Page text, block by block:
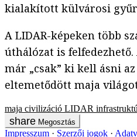
kialakított külvárosi
A LIDAR-képeken több
úthálózat is
már „csak” ki kell ásni
eltemetődött maja
maja civilizáció LIDAR
Megosztás
Impresszum Szerzői jogok